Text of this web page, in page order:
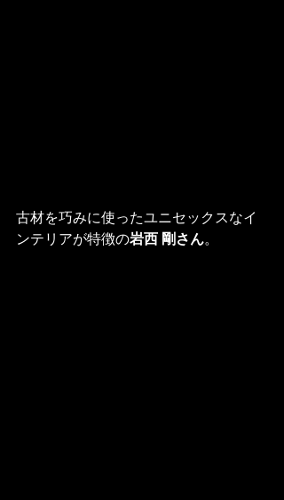
古材を巧みに使ったユニセックスなイ
ンテリアが特徴の岩西 剛さん。